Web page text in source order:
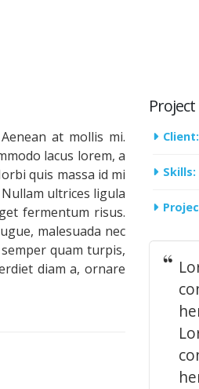
at mollis mi.
lacus lorem, a
quis massa id mi
ultrices ligula
fermentum risus.
malesuada nec
quam turpis,
diam a, ornare
Project
Client:
Skills: